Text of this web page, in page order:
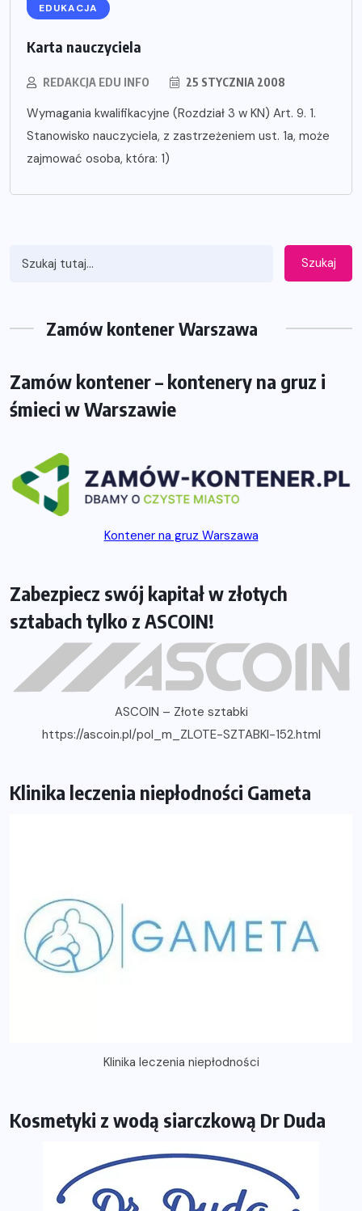
EDUKACJA
Karta nauczyciela
REDAKCJA EDU INFO 25 STYCZNIA 2008
Wymagania kwalifikacyjne (Rozdział 3 w KN) Art. 9. 1.
Stanowisko nauczyciela, z zastrzeżeniem ust. 1a, może
zajmować osoba, która: 1)
Szukaj
Zamów kontener Warszawa
Zamów kontener – kontenery na gruz i
śmieci w Warszawie
Kontener na gruz Warszawa
Zabezpiecz swój kapitał w złotych
sztabach tylko z ASCOIN!
ASCOIN – Złote sztabki
https://ascoin.pl/pol_m_ZLOTE-SZTABKI-152.html
Klinika leczenia niepłodności Gameta
Klinika leczenia niepłodności
Kosmetyki z wodą siarczkową Dr Duda